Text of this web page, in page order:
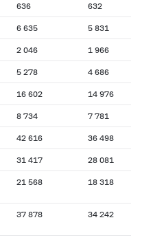
636 632
6 635 5 831
2 046 1 966
5 278 4 686
16 602 14 976
8 734 7 781
42 616 36 498
31 417 28 081
21 568 18 318
37 878 34 242